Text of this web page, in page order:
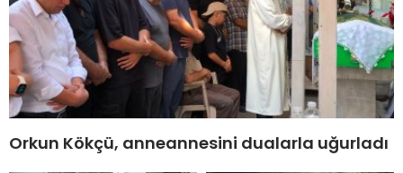
Orkun Kökçü, anneannesini dualarla uğurladı